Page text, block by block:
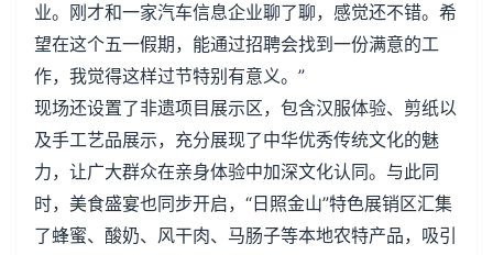
业。刚才和一家汽车信息企业聊了聊，感觉还不错。希
望在这个五一假期，能通过招聘会找到一份满意的工
作，我觉得这样过节特别有意义。”
现场还设置了非遗项目展示区，包含汉服体验、剪纸以
及手工艺品展示，充分展现了中华优秀传统文化的魅
力，让广大群众在亲身体验中加深文化认同。与此同
时，美食盛宴也同步开启，“日照金山”特色展销区汇集
了蜂蜜、酸奶、风干肉、马肠子等本地农特产品，吸引